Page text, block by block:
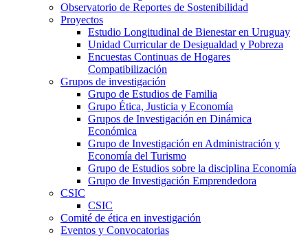
Observatorio de Reportes de Sostenibilidad
Proyectos
Estudio Longitudinal de Bienestar en Uruguay
Unidad Curricular de Desigualdad y Pobreza
Encuestas Continuas de Hogares
Compatibilización
Grupos de investigación
Grupo de Estudios de Familia
Grupo Ética, Justicia y Economía
Grupos de Investigación en Dinámica
Económica
Grupo de Investigación en Administración y
Economía del Turismo
Grupo de Estudios sobre la disciplina Economía
Grupo de Investigación Emprendedora
CSIC
CSIC
Comité de ética en investigación
Eventos y Convocatorias